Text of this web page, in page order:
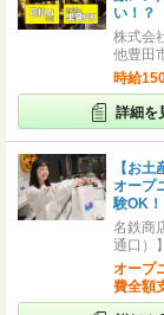
い！？
株式会
他豊田
時給
詳細を
【お土
オープ
験OK！
名鉄商
通口）
オープ
費全額